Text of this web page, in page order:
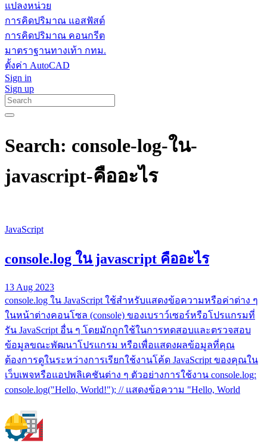
แปลงหน่วย
การคิดปริมาณ แอสฟัสต์
การคิดปริมาณ คอนกรีต
มาตราฐานทางเท้า กทม.
ตั้งค่า AutoCAD
Sign in
Sign up
Search: console-log-ใน-
javascript-คืออะไร
JavaScript
console.log ใน javascript คืออะไร
13 Aug 2023
console.log ใน JavaScript ใช้สำหรับแสดงข้อความหรือค่าต่าง ๆ
ในหน้าต่างคอนโซล (console) ของเบราว์เซอร์หรือโปรแกรมที่
รัน JavaScript อื่น ๆ โดยมักถูกใช้ในการทดสอบและตรวจสอบ
ข้อมูลขณะพัฒนาโปรแกรม หรือเพื่อแสดงผลข้อมูลที่คุณ
ต้องการดูในระหว่างการเรียกใช้งานโค้ด JavaScript ของคุณใน
เว็บเพจหรือแอปพลิเคชันต่าง ๆ ตัวอย่างการใช้งาน console.log:
console.log("Hello, World!"); // แสดงข้อความ "Hello, World